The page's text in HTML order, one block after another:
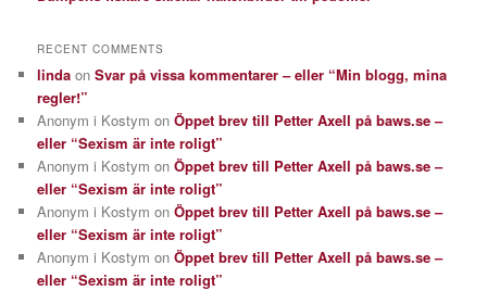
RECENT COMMENTS
linda onSvar på vissa kommentarer – eller “Min blogg, mina
regler!”
Anonym i Kostym onÖppet brev till Petter Axell på baws.se –
eller “Sexism är inte roligt”
Anonym i Kostym onÖppet brev till Petter Axell på baws.se –
eller “Sexism är inte roligt”
Anonym i Kostym onÖppet brev till Petter Axell på baws.se –
eller “Sexism är inte roligt”
Anonym i Kostym onÖppet brev till Petter Axell på baws.se –
eller “Sexism är inte roligt”